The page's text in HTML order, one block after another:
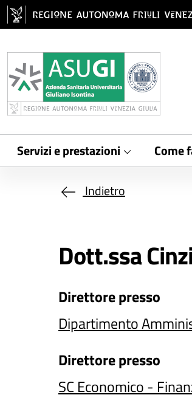
Salta al contenuto principale
Servizi e prestazioni Come
Indietro
Dott.ssa
Direttorepresso
Dipartimento
Direttorepresso
SC Economico -